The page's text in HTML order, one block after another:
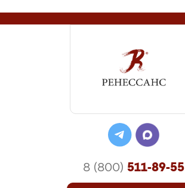
8 (800) 511-89-55